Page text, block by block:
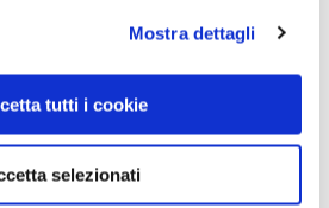
Mostra dettagli
tutti i cookie
selezionati